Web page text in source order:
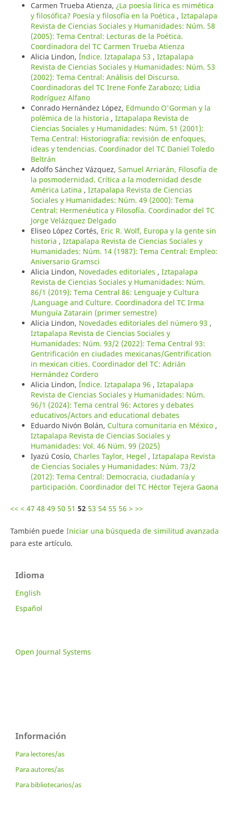
Carmen Trueba Atienza, ¿La poesía lírica es mimética
y filosófica? Poesía y filosofía en la Poética , Iztapalapa
Revista de Ciencias Sociales y Humanidades: Núm. 58
(2005): Tema Central: Lecturas de la Poética.
Coordinadora del TC Carmen Trueba Atienza
Alicia Lindon, Índice. Iztapalapa 53 , Iztapalapa
Revista de Ciencias Sociales y Humanidades: Núm. 53
(2002): Tema Central: Análisis del Discurso.
Coordinadoras del TC Irene Fonfe Zarabozo; Lidia
Rodríguez Alfano
Conrado Hernández López, Edmundo O'Gorman y la
polémica de la historia , Iztapalapa Revista de
Ciencias Sociales y Humanidades: Núm. 51 (2001):
Tema Central: Historiografía: revisión de enfoques,
ideas y tendencias. Coordinador del TC Daniel Toledo
Beltrán
Adolfo Sánchez Vázquez, Samuel Arriarán, Filosofía de
la posmodernidad. Crítica a la modernidad desde
América Latina , Iztapalapa Revista de Ciencias
Sociales y Humanidades: Núm. 49 (2000): Tema
Central: Hermenéutica y Filosofía. Coordinador del TC
Jorge Velázquez Delgado
Eliseo López Cortés, Eric R. Wolf, Europa y la gente sin
historia , Iztapalapa Revista de Ciencias Sociales y
Humanidades: Núm. 14 (1987): Tema Central: Empleo:
Aniversario Gramsci
Alicia Lindon, Novedades editoriales , Iztapalapa
Revista de Ciencias Sociales y Humanidades: Núm.
86/1 (2019): Tema Central 86: Lenguaje y Cultura
/Language and Culture. Coordinadora del TC Irma
Munguía Zatarain (primer semestre)
Alicia Lindon, Novedades editoriales del número 93 ,
Iztapalapa Revista de Ciencias Sociales y
Humanidades: Núm. 93/2 (2022): Tema Central 93:
Gentrificación en ciudades mexicanas/Gentrification
in mexican cities. Coordinador del TC: Adrián
Hernández Cordero
Alicia Lindon, Índice. Iztapalapa 96 , Iztapalapa
Revista de Ciencias Sociales y Humanidades: Núm.
96/1 (2024): Tema central 96: Actores y debates
educativos/Actors and educational debates
Eduardo Nivón Bolán, Cultura comunitaria en México ,
Iztapalapa Revista de Ciencias Sociales y
Humanidades: Vol. 46 Núm. 99 (2025)
Iyazú Cosío, Charles Taylor, Hegel , Iztapalapa Revista
de Ciencias Sociales y Humanidades: Núm. 73/2
(2012): Tema Central: Democracia, ciudadanía y
participación. Coordinador del TC Héctor Tejera Gaona
<< < 47 48 49 50 51 52 53 54 55 56 > >>
También puede Iniciar una búsqueda de similitud avanzada
para este artículo.
Idioma
English
Español
Open Journal Systems
Información
Para lectores/as
Para autores/as
Para bibliotecarios/as